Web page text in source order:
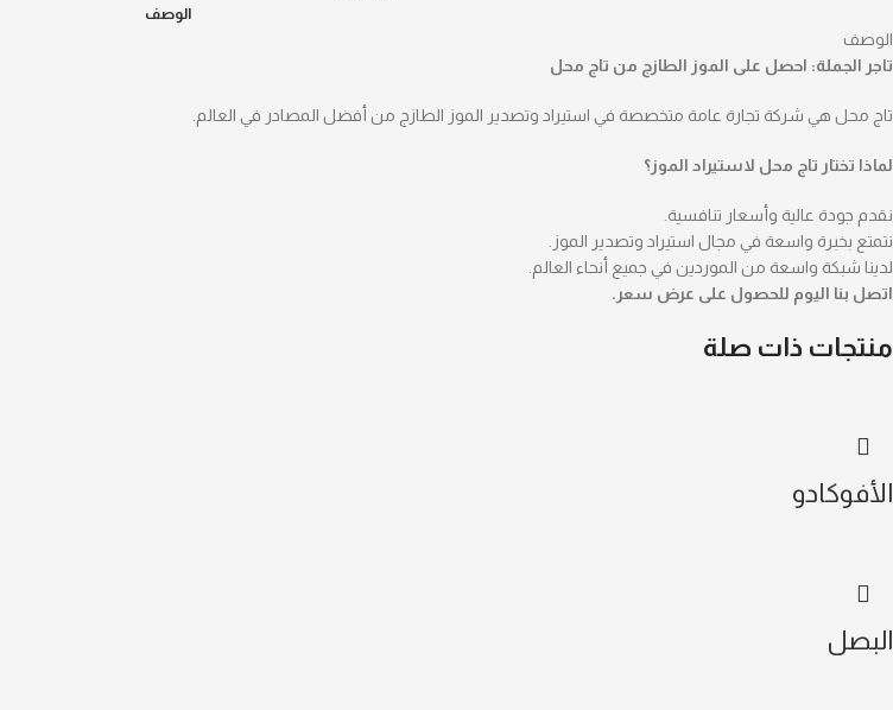
الوصف
الوصف
تاجر الجملة: احصل على الموز الطازج من تاج محل
تاج محل هي شركة تجارة عامة متخصصة في استيراد وتصدير الموز الطازج من أفضل المصادر في العالم.
لماذا تختار تاج محل لاستيراد الموز؟
نقدم جودة عالية وأسعار تنافسية.
نتمتع بخبرة واسعة في مجال استيراد وتصدير الموز.
لدينا شبكة واسعة من الموردين في جميع أنحاء العالم.
اتصل بنا اليوم للحصول على عرض سعر.
منتجات ذات صلة
الأفوكادو
البصل